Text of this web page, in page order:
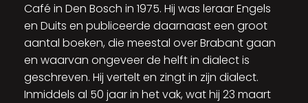
Café in Den Bosch in 1975. Hij was leraar Engels
en Duits en publiceerde daarnaast een groot
aantal boeken, die meestal over Brabant gaan
en waarvan ongeveer de helft in dialect is
geschreven. Hij vertelt en zingt in zijn dialect.
Inmiddels al 50 jaar in het vak, wat hij 23 maart